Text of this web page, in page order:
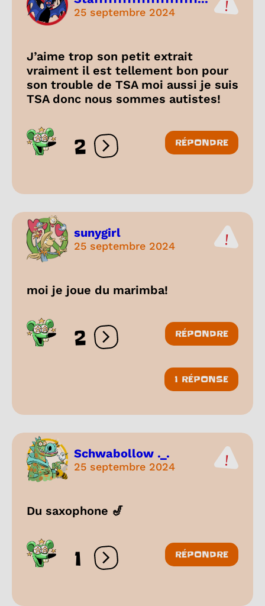
25 septembre 2024
J’aime trop son petit extrait
vraiment il est tellement bon pour
son trouble de TSA moi aussi je suis
TSA donc nous sommes autistes!
2 Ouvrir les réactions
RÉPONDRE
sunygirl
25 septembre 2024
moi je joue du marimba!
2 Ouvrir les réactions
RÉPONDRE
1 RÉPONSE
Schwabollow ._.
25 septembre 2024
Du saxophone 🎷
1 Ouvrir les réactions
RÉPONDRE